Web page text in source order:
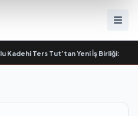
Ters Tut’tan Yeni İş Birliği: “Vişne”